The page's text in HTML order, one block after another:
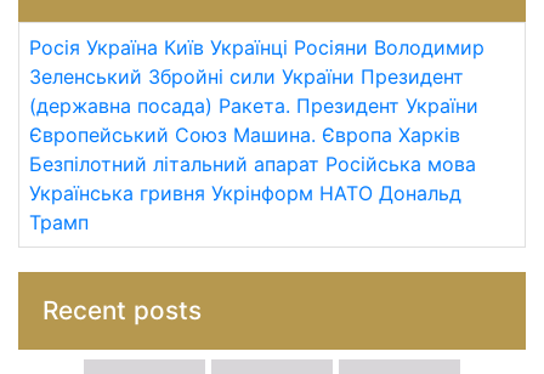
Росія Україна Київ Українці Росіяни Володимир
Зеленський Збройні сили України Президент
(державна посада) Ракета. Президент України
Європейський Союз Машина. Європа Харків
Безпілотний літальний апарат Російська мова
Українська гривня Укрінформ НАТО Дональд
Трамп
Recent posts